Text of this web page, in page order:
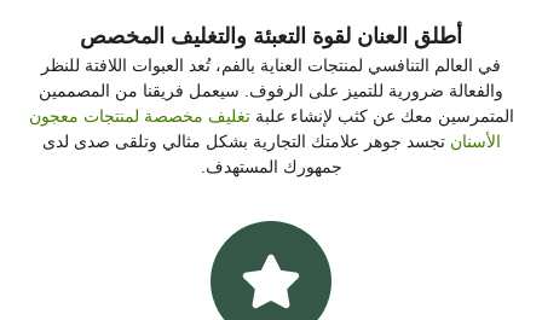
أطلق العنان لقوة التعبئة والتغليف المخصص
في العالم التنافسي لمنتجات العناية بالفم، تُعد العبوات اللافتة للنظر
والفعالة ضرورية للتميز على الرفوف. سيعمل فريقنا من المصممين
المتمرسين معك عن كثب لإنشاء علبةتغليف مخصصة لمنتجات معجون
الأسنان تجسد جوهر علامتك التجارية بشكل مثالي وتلقى صدى لدى
جمهورك المستهدف.